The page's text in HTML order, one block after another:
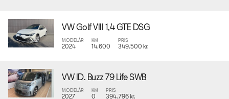
VW Golf VIII 1,4 GTE DSG
MODELÅR
2024
KM
14.600
PRIS
349.500 kr.
VW ID. Buzz 79 Life SWB
MODELÅR
2027
KM
0
PRIS
394.796 kr.